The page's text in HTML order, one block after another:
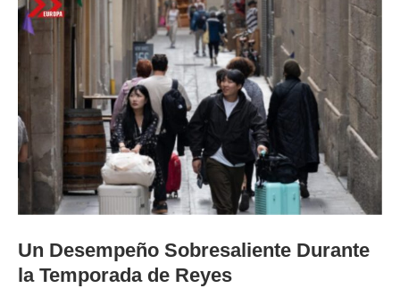
Un Desempeño Sobresaliente Durante
la Temporada de Reyes